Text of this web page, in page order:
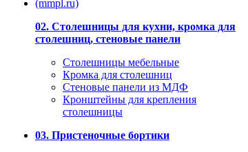
02. Столешницы для кухни, кромка для
столешниц, стеновые панели
Столешницы мебельные
Кромка для столешниц
Стеновые панели из МДФ
Кронштейны для крепления
столешницы
03. Пристеночные бортики